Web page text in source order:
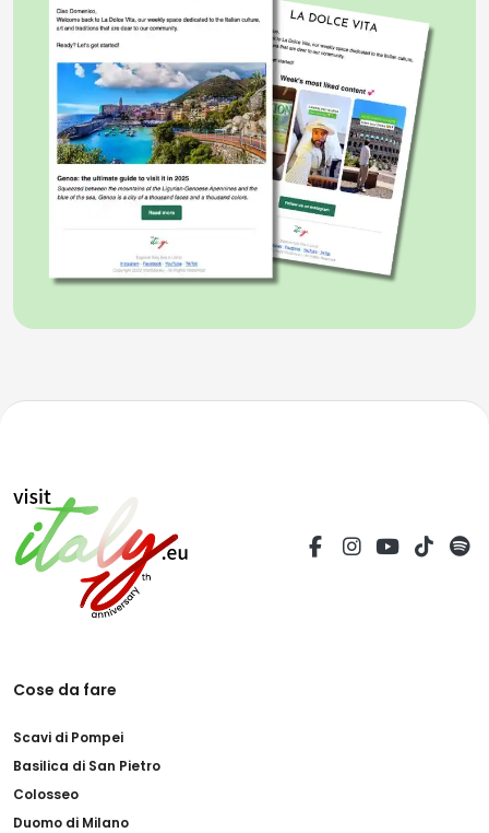
Cose da fare
Scavi di Pompei
Basilica di San Pietro
Colosseo
Duomo di Milano